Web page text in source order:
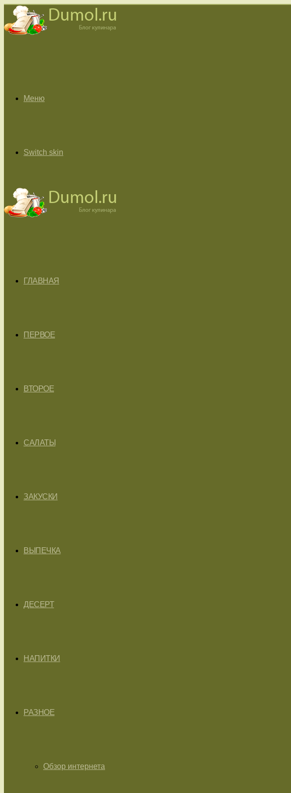
Меню
Switch skin
ГЛАВНАЯ
ПЕРВОЕ
ВТОРОЕ
САЛАТЫ
ЗАКУСКИ
ВЫПЕЧКА
ДЕСЕРТ
НАПИТКИ
РАЗНОЕ
Обзор интернета